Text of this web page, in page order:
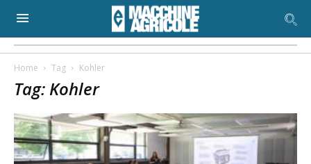
Home Tag Kohler
Tag: Kohler